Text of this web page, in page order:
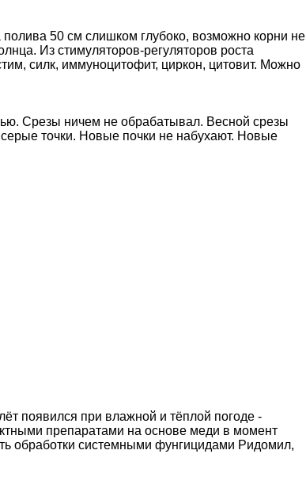
50 см слишком глубоко, возможно корни не
Из стимуляторов-регуляторов роста
силк, иммуноцитофит, циркон, цитовит. Можно
Срезы ничем не обрабатывал. Весной срезы
точки. Новые почки не набухают. Новые
появился при влажной и тёплой погоде -
препаратами на основе меди в момент
обработки системными фунгицидами Ридомил,